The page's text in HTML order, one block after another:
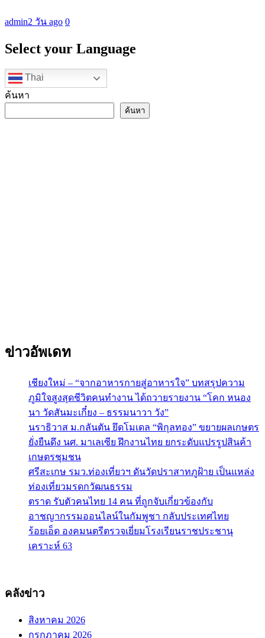
admin2 วัน ago 0
Select your Language
Thai
ค้นหา
ค้นหา
ข่าวอัพเดท
เชียงใหม่ – “จากอาหารกายสู่อาหารใจ” บทสรุปความ
ภูมิใจสูงสุดชีวิตคนทำงาน ได้ถวายรายงาน “โคก หนอง
นา วัดสันมะเกี๋ยง – ธรรมนาวา วัง”
นราธิวาส ม.กลันตัน ยึดโมเดล “พิกุลทอง” ขยายผลเกษตร
ยั่งยืนดึง นศ. มาเลเซีย ฝึกงานไทย ยกระดับแปรรูปสินค้า
เกษตรชุมชน
ศรีสะเกษ รมว.ท่องเที่ยวฯ ดันวัดปราสาทภูฝ้าย เป็นแหล่ง
ท่องเที่ยวมรดกวัฒนธรรม
ตราด รับตัวคนไทย 14 คน ที่ถูกจับเกี่ยวข้องกับ
อาชญากรรมออนไลน์ในกัมพูชา กลับประเทศไทย
ร้อยเอ็ด องคมนตรีตรวจเยี่ยมโรงเรียนราชประชานุ
เคราะห์ 63
คลังข่าว
สิงหาคม 2026
กรกฎาคม 2026